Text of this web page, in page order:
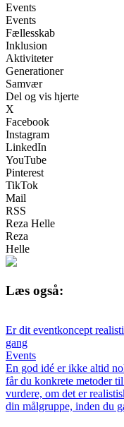
Events
Events
Fællesskab
Inklusion
Aktiviteter
Generationer
Samvær
Del og vis hjerte
X
Facebook
Instagram
LinkedIn
YouTube
Pinterest
TikTok
Mail
RSS
Reza Helle
Reza
Helle
Læs også:
Er dit eventkoncept
gang
Events
En god idé er ikke altid
får du konkrete metoder
vurdere, om det er
din målgruppe, inden du